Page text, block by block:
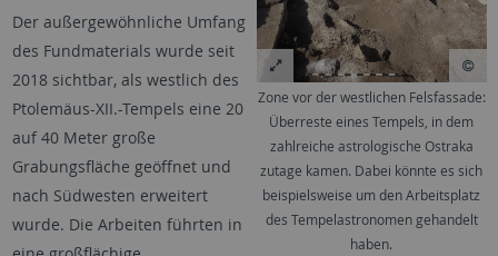
Zone vor der westlichen Felsfassade:
Überreste eines Tempels, in dem
zahlreiche astrologische Ostraka
zutage kamen. Dabei könnte es sich
beispielsweise um den Arbeitsplatz
des Tempelastronomen gehandelt
haben.
Der außergewöhnliche Umfang
des Fundmaterials wurde seit
2018 sichtbar, als westlich des
Ptolemäus-XII.-Tempels eine 20
auf 40 Meter große
Grabungsfläche geöffnet und
nach Südwesten erweitert
wurde. Die Arbeiten führten in